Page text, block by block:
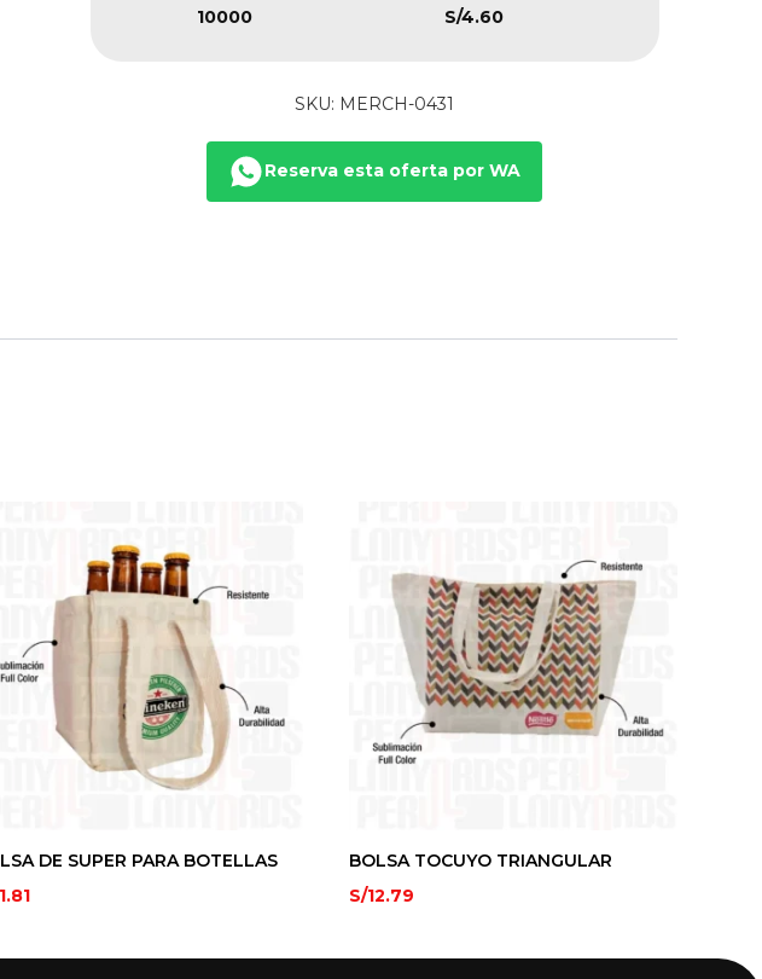
10000
S/4.60
SKU: MERCH-0431
Reserva esta oferta por WA
DE SUPER PARA BOTELLAS
BOLSA TOCUYO TRIANGULAR
S/12.79